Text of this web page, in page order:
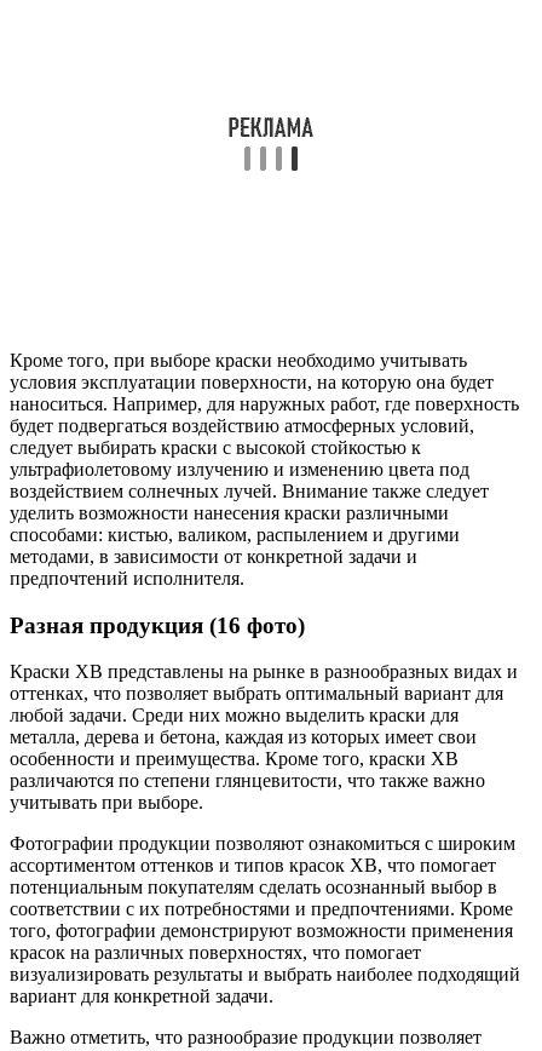
Кроме того, при выборе краски необходимо учитывать
условия эксплуатации поверхности, на которую она будет
наноситься. Например, для наружных работ, где поверхность
будет подвергаться воздействию атмосферных условий,
следует выбирать краски с высокой стойкостью к
ультрафиолетовому излучению и изменению цвета под
воздействием солнечных лучей. Внимание также следует
уделить возможности нанесения краски различными
способами: кистью, валиком, распылением и другими
методами, в зависимости от конкретной задачи и
предпочтений исполнителя.
Разная продукция (16 фото)
Краски ХВ представлены на рынке в разнообразных видах и
оттенках, что позволяет выбрать оптимальный вариант для
любой задачи. Среди них можно выделить краски для
металла, дерева и бетона, каждая из которых имеет свои
особенности и преимущества. Кроме того, краски ХВ
различаются по степени глянцевитости, что также важно
учитывать при выборе.
Фотографии продукции позволяют ознакомиться с широким
ассортиментом оттенков и типов красок ХВ, что помогает
потенциальным покупателям сделать осознанный выбор в
соответствии с их потребностями и предпочтениями. Кроме
того, фотографии демонстрируют возможности применения
красок на различных поверхностях, что помогает
визуализировать результаты и выбрать наиболее подходящий
вариант для конкретной задачи.
Важно отметить, что разнообразие продукции позволяет